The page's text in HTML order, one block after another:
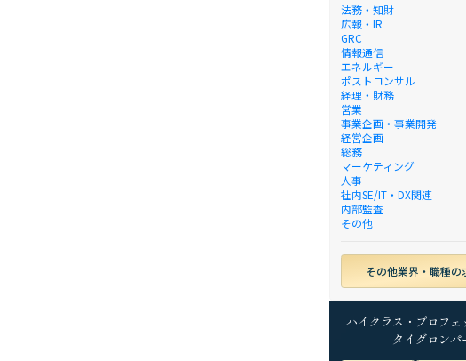
法務・知財
広報・IR
GRC
情報通信
エネルギー
ポストコンサル
経理・財務
営業
事業企画・事業開発
経営企画
総務
マーケティング
人事
社内SE/IT・DX関連
内部監査
その他
その他業界・職種の
ハイクラス・プロフェ
タイグロン